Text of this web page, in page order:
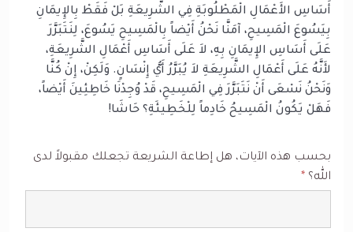
أَسَاسِ الأَعْمَالِ الْمَطْلُوبَةِ فِي الشَّرِيعَةِ بَلْ فَقَطْ بِالإِيمَانِ
بِيَسُوعَ الْمَسِيحِ، آمَنَّا نَحْنُ أَيْضاً بِالْمَسِيحِ يَسُوعَ، لِنَتَبَرَّرَ
عَلَى أَسَاسِ الإِيمَانِ بِهِ، لاَ عَلَى أَسَاسِ أَعْمَالِ الشَّرِيعَةِ،
لأَنَّهُ عَلَى أَعْمَالِ الشَّرِيعَةِ لاَ يُبَرَّرُ أَيُّ إِنْسَانٍ. وَلَكِنْ، إِنْ كُنَّا
وَنَحْنُ نَسْعَى أَنْ نَتَبَرَّرَ فِي الْمَسِيحِ، قَدْ وُجِدْنَا خَاطِئِينَ أَيْضاً،
فَهَلْ يَكُونُ الْمَسِيحُ خَادِماً لِلْخَطِيئَةِ؟ حَاشَا!
بحسب هذه الآيات، هل إطاعة الشريعة تجعلك مقبولاً لدى
الله؟ *